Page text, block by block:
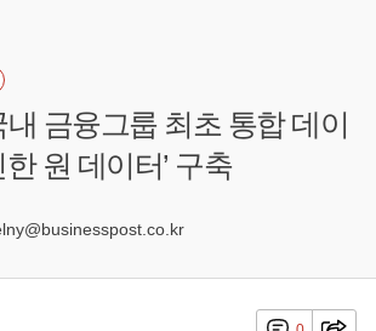
금융그룹 최초 통합 데이
원 데이터’ 구축